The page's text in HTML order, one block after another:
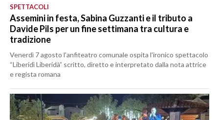
SPETTACOLI
Assemini in festa, Sabina Guzzanti e il tributo a
Davide Pils per un fine settimana tra cultura e
tradizione
Venerdì 7 agosto l'anfiteatro comunale ospita l'ironico spettacolo
“Liberidì Liberidà” scritto, diretto e interpretato dalla nota attrice
e regista romana